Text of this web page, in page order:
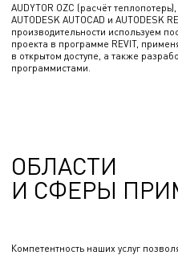
AUDYTOR OZC (расчёт
AUTODESK AUTOCAD и AUTODESK
производительности используем
проекта в программе REVIT,
в открытом доступе, а также
программистами.
ОБЛАСТИ
И СФЕРЫ
Компетентность наших услуг